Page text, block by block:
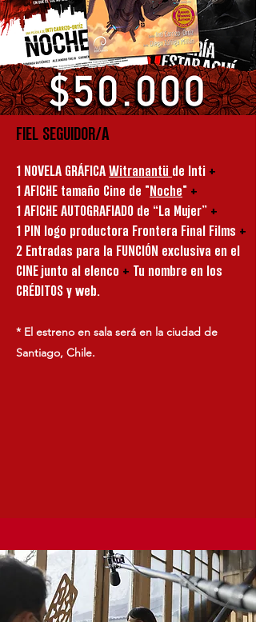
FIEL SEGUIDOR/A
1 NOVELA GRÁFICA Witranantü de Inti +
1 AFICHE tamaño Cine de "Noche" +
1 AFICHE AUTOGRAFIADO de “La Mujer” +
1 PIN logo productora Frontera Final Films +
2 Entradas para la FUNCIÓN exclusiva en el
CINE junto al elenco + Tu nombre en los
CRÉDITOS y web.
* El estreno en sala será en la ciudad de
Santiago, Chile.